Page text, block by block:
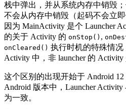
栈中弹出，并从系统内存中销毁
不会从内存中销毁（起码不会立即
因为 MainActivity 是个 Launcher
的关于 Activity 的 onStop() ,
onCleared() 执行时机的特殊情况
Activity 中，非 launcher 的
这个区别的出现开始于 Android
Android 版本中，Launcher
为一致。